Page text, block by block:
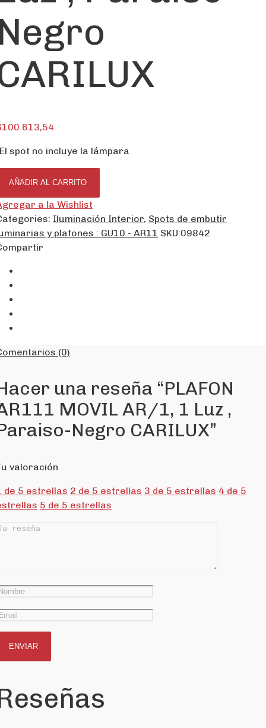
100.613,54
spot no incluye la lámpara
AÑADIR AL CARRITO
a la Wishlist
Iluminación Interior, Spots de embutir
y plafones : GU10 - AR11 SKU:09842
(0)
una reseña “PLAFON
MOVIL AR/1, 1 Luz ,
Negro CARILUX”
valoración
de 5 estrellas 2 de 5 estrellas 3 de 5 estrellas 4 de 5
5 de 5 estrellas